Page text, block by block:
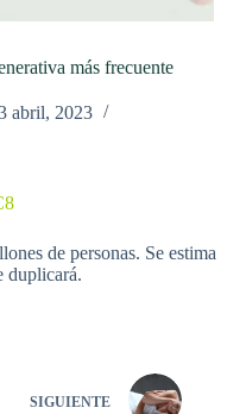
más frecuente
abril, 2023
de personas. Se estima
duplicará.
SIGUIENTE